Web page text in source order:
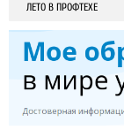
ЛЕТО В ПРОФТЕХЕ